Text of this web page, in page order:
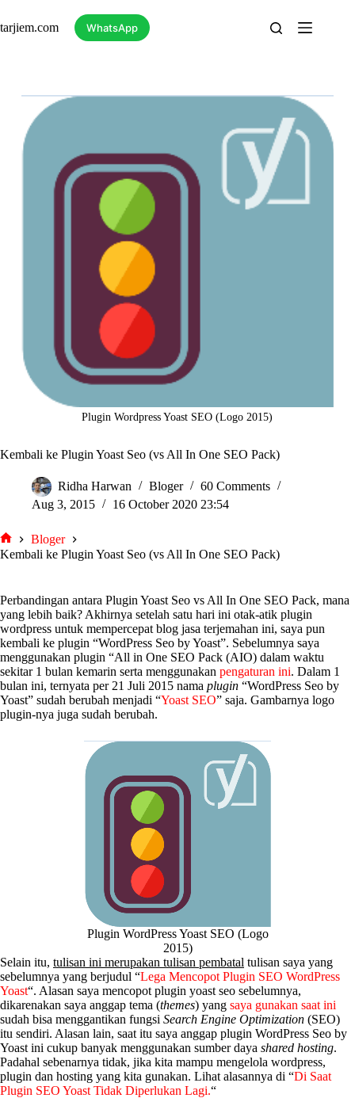
content
tarjiem.com WhatsApp
Plugin Wordpress Yoast SEO (Logo 2015)
Kembali ke Plugin Yoast Seo (vs All In One SEO Pack)
Ridha Harwan Bloger
60 Comments
Aug 3, 2015
16 October 2020 23:54
tarjiem
Bloger
Kembali ke Plugin Yoast Seo (vs All In One SEO Pack)
Perbandingan antara Plugin Yoast Seo vs All In One SEO Pack, mana
yang lebih baik? Akhirnya setelah satu hari ini otak-atik plugin
wordpress untuk mempercepat blog jasa terjemahan ini, saya pun
kembali ke plugin “WordPress Seo by Yoast”. Sebelumnya saya
menggunakan plugin “All in One SEO Pack (AIO) dalam waktu
sekitar 1 bulan kemarin serta menggunakan pengaturan ini. Dalam 1
bulan ini, ternyata per 21 Juli 2015 nama plugin “WordPress Seo by
Yoast” sudah berubah menjadi “Yoast SEO” saja. Gambarnya logo
plugin-nya juga sudah berubah.
Plugin WordPress Yoast SEO (Logo
2015)
Selain itu, tulisan ini merupakan tulisan pembatal tulisan saya yang
sebelumnya yang berjudul “Lega Mencopot Plugin SEO WordPress
Yoast“. Alasan saya mencopot plugin yoast seo sebelumnya,
dikarenakan saya anggap tema (themes) yang saya gunakan saat ini
sudah bisa menggantikan fungsi Search Engine Optimization (SEO)
itu sendiri. Alasan lain, saat itu saya anggap plugin WordPress Seo by
Yoast ini cukup banyak menggunakan sumber daya shared hosting.
Padahal sebenarnya tidak, jika kita mampu mengelola wordpress,
plugin dan hosting yang kita gunakan. Lihat alasannya di “Di Saat
Plugin SEO Yoast Tidak Diperlukan Lagi.“